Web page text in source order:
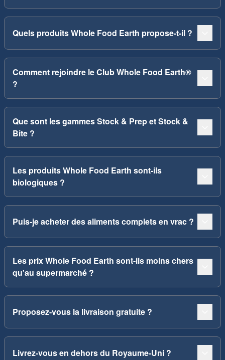
Quels produits Whole Food Earth propose-t-il ?
Comment rejoindre le Club Whole Food Earth®
?
Que sont les gammes Stock & Prep et Stock &
Bite ?
Les produits Whole Food Earth sont-ils
biologiques ?
Puis-je acheter des aliments complets en vrac ?
Les prix Whole Food Earth sont-ils moins chers
qu'au supermarché ?
Proposez-vous la livraison gratuite ?
Livrez-vous en dehors du Royaume-Uni ?